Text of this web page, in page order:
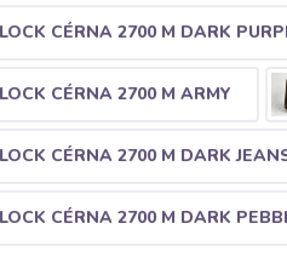
CÉRNA 2700 M DARK
CÉRNA 2700 M ARMY
CÉRNA 2700 M DARK
CÉRNA 2700 M DARK